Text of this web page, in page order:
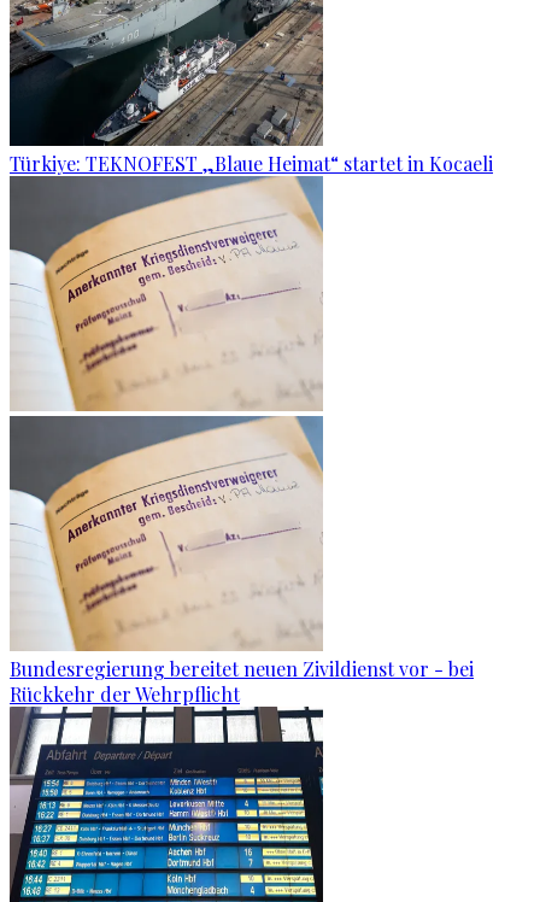
Türkiye: TEKNOFEST „Blaue Heimat“ startet in Kocaeli
Bundesregierung bereitet neuen Zivildienst vor - bei
Rückkehr der Wehrpflicht